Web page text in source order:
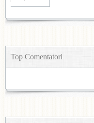
Top Comentatori